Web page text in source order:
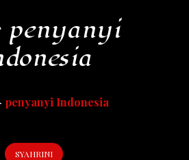
penyanyi
penyanyi Indonesia
SYAHRINI